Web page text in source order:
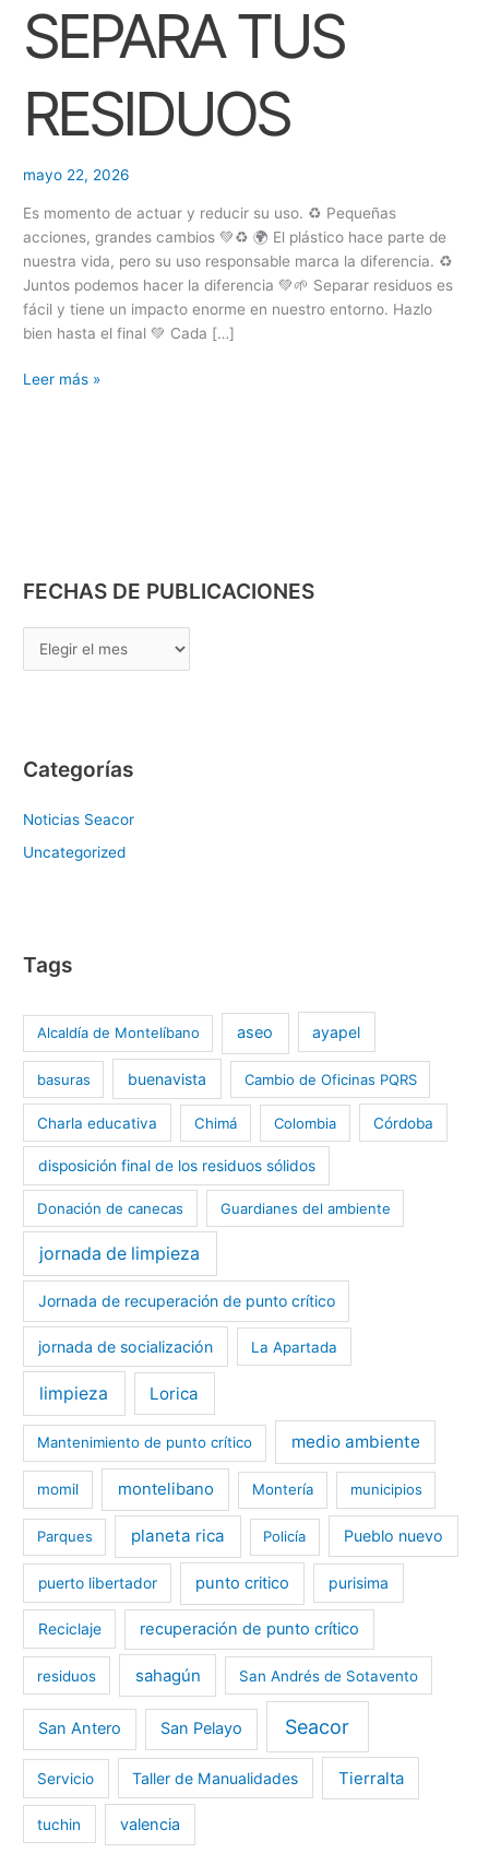
SEPARA TUS
RESIDUOS
mayo 22, 2026
Es momento de actuar y reducir su uso. ♻️ Pequeñas
acciones, grandes cambios 💚♻️ 🌍 El plástico hace parte de
nuestra vida, pero su uso responsable marca la diferencia. ♻️
Juntos podemos hacer la diferencia 💚🌱 Separar residuos es
fácil y tiene un impacto enorme en nuestro entorno. Hazlo
bien hasta el final 💚 Cada […]
Leer más »
FECHAS DE PUBLICACIONES
O
N
Categorías
Noticias Seacor
Uncategorized
Tags
Alcaldía de Montelíbano aseo ayapel
basuras buenavista Cambio de Oficinas PQRS
Charla educativa Chimá Colombia Córdoba
disposición final de los residuos sólidos
Donación de canecas Guardianes del ambiente
jornada de limpieza
Jornada de recuperación de punto crítico
jornada de socialización La Apartada
limpieza Lorica
Mantenimiento de punto crítico medio ambiente
momil montelibano Montería municipios
Parques planeta rica Policía Pueblo nuevo
puerto libertador punto critico purisima
Reciclaje recuperación de punto crítico
residuos sahagún San Andrés de Sotavento
San Antero San Pelayo Seacor
Servicio Taller de Manualidades Tierralta
tuchin valencia